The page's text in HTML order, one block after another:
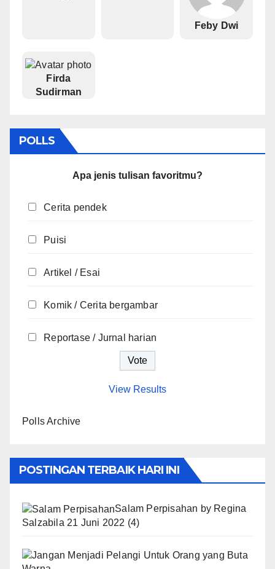
Feby Dwi
Firda
Sudirman
POLLS
Apa jenis tulisan favoritmu?
Cerita pendek
Puisi
Artikel / Esai
Komik / Cerita bergambar
Reportase / Jurnal harian
View Results
Polls Archive
POSTINGAN TERBAIK HARI INI
Salam Perpisahan by Regina
Salzabila 21 Juni 2022 (4)